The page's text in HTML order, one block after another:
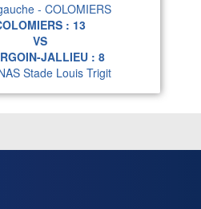
- COLOMIERS
: 13
VS
JALLIEU : 8
Stade Louis Trigit